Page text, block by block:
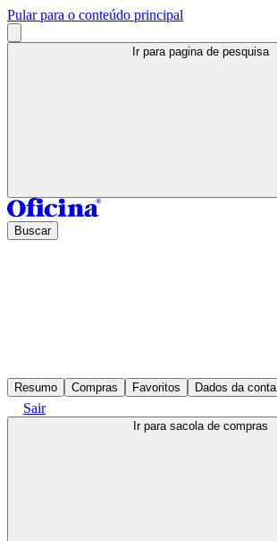
Pular para o conteúdo principal
Ir para pagina de pesquisa
Buscar
Resumo Compras Favoritos Dados da conta
Sair
Ir para sacola de compras